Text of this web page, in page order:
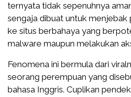
ternyata tidak sepenuhnya
sengaja dibuat untuk menjebak
ke situs berbahaya yang
malware maupun melakukan
Fenomena ini bermula dari
seorang perempuan yang
bahasa Inggris. Cuplikan